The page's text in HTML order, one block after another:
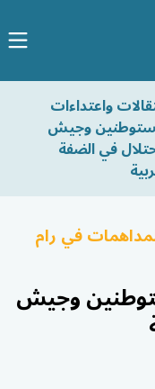
واعتداءات
وجيش
في الضفة
في رام
وجيش